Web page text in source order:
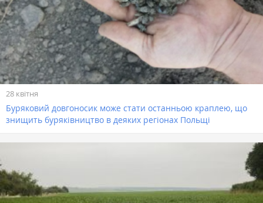
28 квітня
Буряковий довгоносик може стати останньою краплею, що
знищить буряківництво в деяких регіонах Польщі